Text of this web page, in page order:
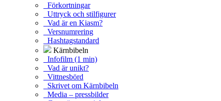
Förkortningar
Uttryck och stilfigurer
Vad är en Kiasm?
Versnumrering
Hashtagstandard
Kärnbibeln
Infofilm (1 min)
Vad är unikt?
Vittnesbörd
Skrivet om Kärnbibeln
Media – pressbilder